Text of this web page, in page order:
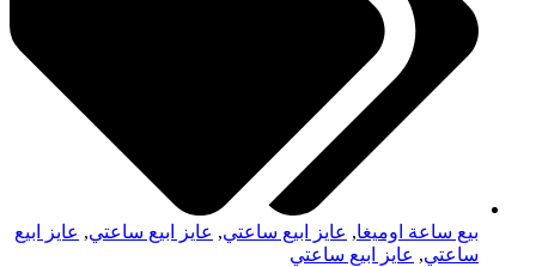
بيع ساعة اوميغا, عايز ابيع ساعتي, عايز ابيع ساعتي, عايز ابيع
ساعتي, عايز ابيع ساعتي